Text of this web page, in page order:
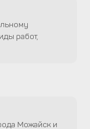
работ,
Можайск и